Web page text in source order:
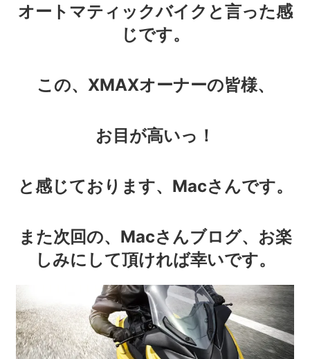
オートマティックバイクと言った感
じです。
この、XMAXオーナーの皆様、
お目が高いっ！
と感じております、Macさんです。
また次回の、Macさんブログ、お楽
しみにして頂ければ幸いです。